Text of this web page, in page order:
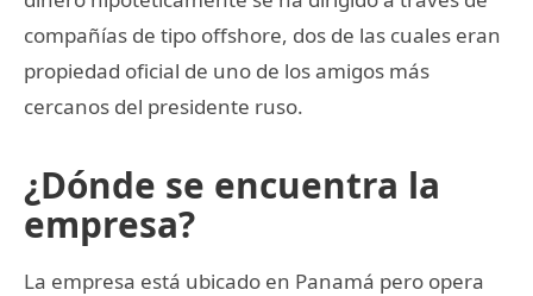
compañías de tipo offshore, dos de las cuales eran
propiedad oficial de uno de los amigos más
cercanos del presidente ruso.
¿Dónde se encuentra la
empresa?
La empresa está ubicado en Panamá pero opera